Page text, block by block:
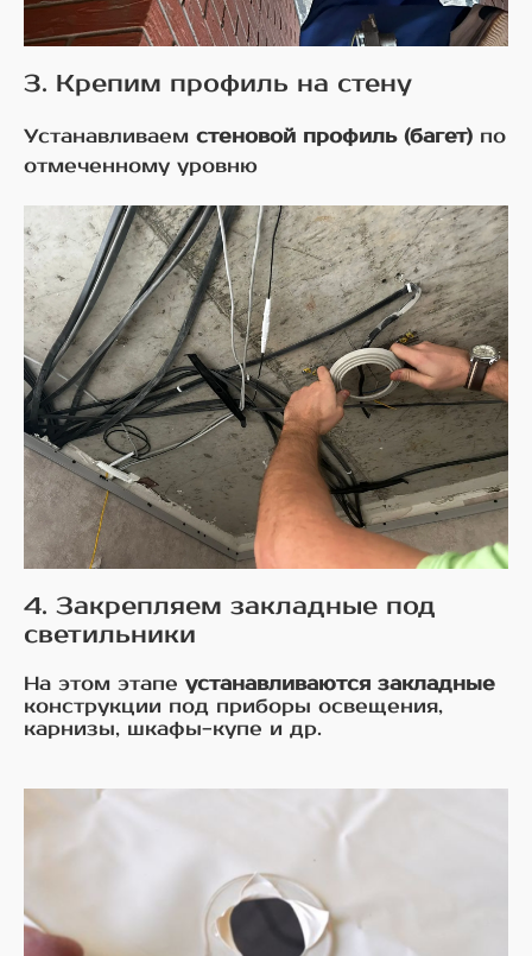
3. Крепим профиль на стену
Устанавливаем стеновой профиль (багет) по
отмеченному уровню
4. Закрепляем закладные под
светильники
На этом этапе устанавливаются закладные
конструкции под приборы освещения,
карнизы, шкафы-купе и др.